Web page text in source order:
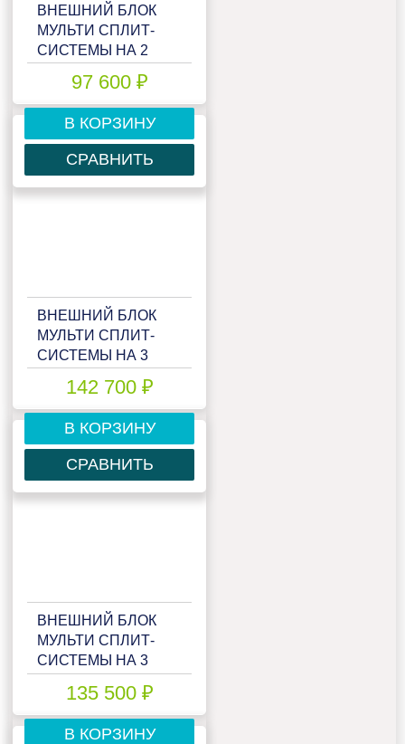
ВНЕШНИЙ БЛОК
МУЛЬТИ СПЛИТ-
СИСТЕМЫ НА 2
FREE MATCH
2U50S2SM1FA-3
97 600 ₽
В КОРЗИНУ
СРАВНИТЬ
ВНЕШНИЙ БЛОК
МУЛЬТИ СПЛИТ-
СИСТЕМЫ НА 3
FREE MATCH
3U55S2SL5FA
142 700 ₽
В КОРЗИНУ
СРАВНИТЬ
ВНЕШНИЙ БЛОК
МУЛЬТИ СПЛИТ-
СИСТЕМЫ НА 3
FREE MATCH
3U55S2SR5FA
135 500 ₽
В КОРЗИНУ